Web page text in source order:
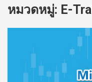
หมวดหมู่: E-